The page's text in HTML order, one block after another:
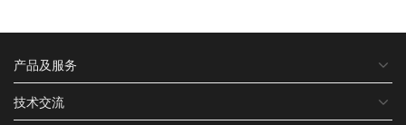
产品及服务
技术交流